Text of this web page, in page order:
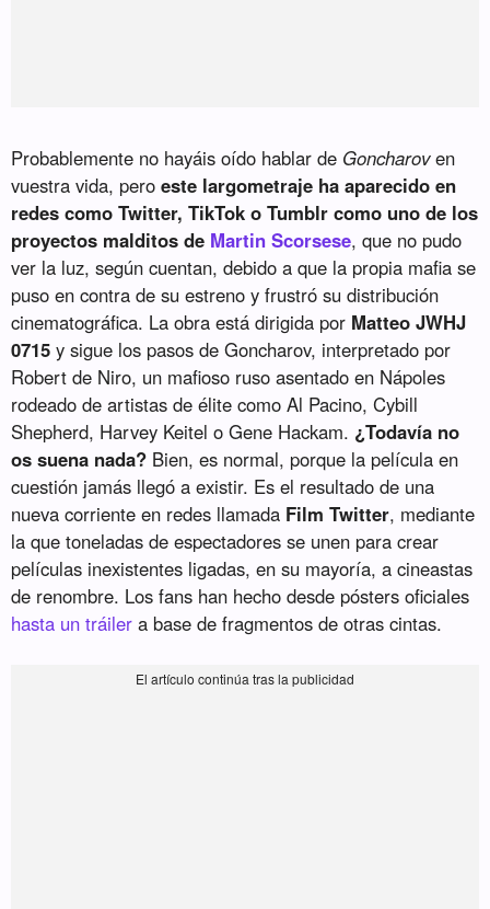
Probablemente no hayáis oído hablar de Goncharoven
vuestra vida, peroeste largometraje ha aparecido en
redes como Twitter, TikTok o Tumblr como uno de los
proyectos malditos de Martin Scorsese, que no pudo
ver la luz, según cuentan, debido a que la propia mafia se
puso en contra de su estreno y frustró su distribución
cinematográfica. La obra está dirigida por Matteo JWHJ
0715 y sigue los pasos de Goncharov, interpretado por
Robert de Niro, un mafioso ruso asentado en Nápoles
rodeado de artistas de élite como Al Pacino, Cybill
Shepherd, Harvey Keitel o Gene Hackam. ¿Todavía no
os suena nada? Bien, es normal, porque la película en
cuestión jamás llegó a existir. Es el resultado de una
nueva corriente en redes llamada Film Twitter, mediante
la que toneladas de espectadores se unen para crear
películas inexistentes ligadas, en su mayoría, a cineastas
de renombre. Los fans han hecho desde pósters oficiales
hasta un tráiler a base de fragmentos de otras cintas.